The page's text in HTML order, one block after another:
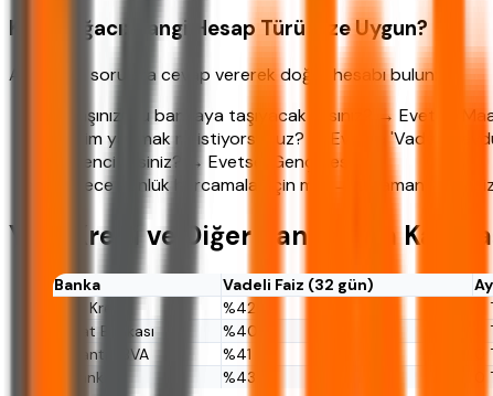
Karar Ağacı: Hangi Hesap Türü Size Uygun?
Aşağıdaki sorulara cevap vererek doğru hesabı bulun:
Maaşınızı bu bankaya taşıyacak mısınız? → Evetse
Birikim yapmak mı istiyorsunuz? → Evetse 'Vadeli
Öğrenci misiniz? → Evetse 'Genç Hesap'.
Sadece günlük harcamalar için mi? → O zaman
Yapı Kredi ve Diğer Bankalarla
Banka Vadeli Faiz (32 gün)
Yapı Kredi
%42
Ziraat Bankası
%40
Garanti BBVA
%41
İş Bankası
%43